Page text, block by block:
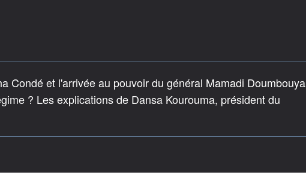
Condé et l'arrivée au pouvoir du général Mamadi Doumbouya
? Les explications de Dansa Kourouma, président du